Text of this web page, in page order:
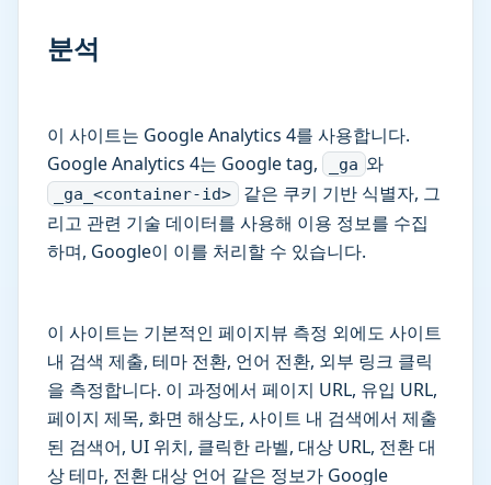
분석
이 사이트는 Google Analytics 4를 사용합니다.
Google Analytics 4는 Google tag,
_ga 와
_ga_<container-id> 같은 쿠키 기반 식별자, 그
리고 관련 기술 데이터를 사용해 이용 정보를 수집
하며, Google이 이를 처리할 수 있습니다.
이 사이트는 기본적인 페이지뷰 측정 외에도 사이트
내 검색 제출, 테마 전환, 언어 전환, 외부 링크 클릭
을 측정합니다. 이 과정에서 페이지 URL, 유입 URL,
페이지 제목, 화면 해상도, 사이트 내 검색에서 제출
된 검색어, UI 위치, 클릭한 라벨, 대상 URL, 전환 대
상 테마, 전환 대상 언어 같은 정보가 Google